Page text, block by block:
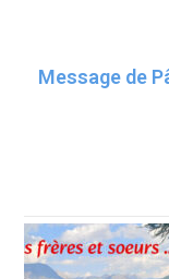
Message de